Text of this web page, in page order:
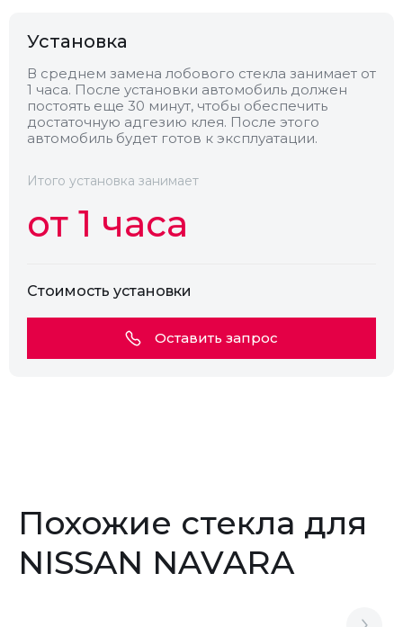
Теплопоглощающее Нет
Обогрев
Камера
Установка
В среднем замена лобового стекла занимает от
1 часа. После установки автомобиль должен
постоять еще 30 минут, чтобы обеспечить
достаточную адгезию клея. После этого
автомобиль будет готов к эксплуатации.
Итого установка занимает
от 1 часа
Стоимость установки
Оставить запрос
Похожие стекла для
NISSAN NAVARA